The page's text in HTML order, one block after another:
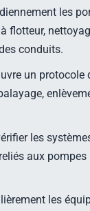
les
flotteur,
conduits.
un protocole
les
aux
les